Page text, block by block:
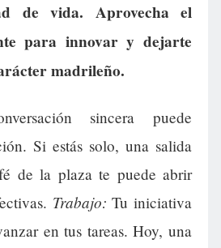
de vida. Aprovecha el
para innovar y dejarte
madrileño.
sincera puede
Si estás solo, una salida
de la plaza te puede abrir
Trabajo: Tu iniciativa
en tus tareas. Hoy, una